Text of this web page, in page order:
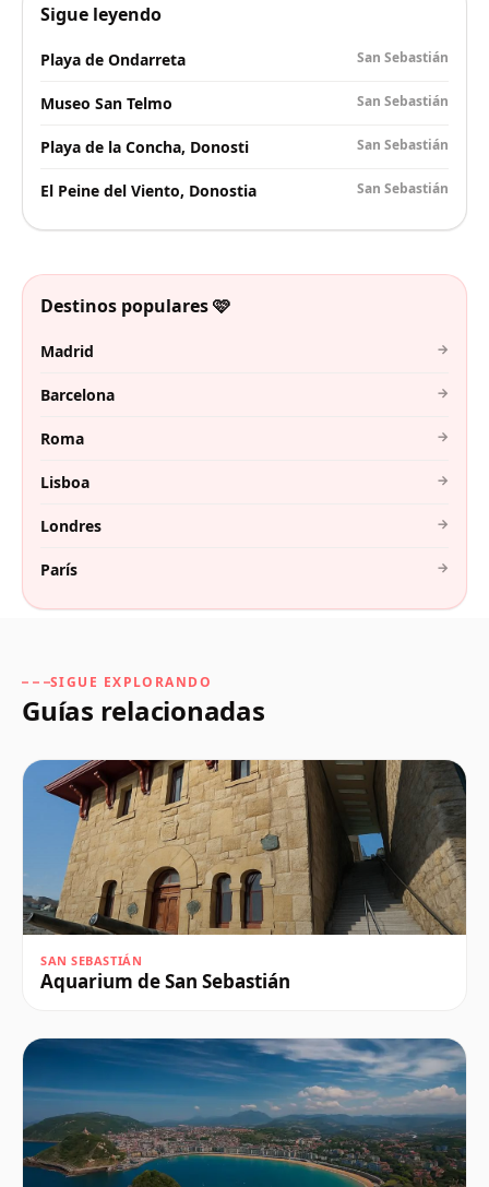
Sigue leyendo
Playa de Ondarreta San Sebastián
Museo San Telmo San Sebastián
Playa de la Concha, Donosti San Sebastián
El Peine del Viento, Donostia San Sebastián
Destinos populares 🩷
Madrid →
Barcelona →
Roma →
Lisboa →
Londres →
París →
SIGUE EXPLORANDO
Guías relacionadas
SAN SEBASTIÁN
Aquarium de San Sebastián